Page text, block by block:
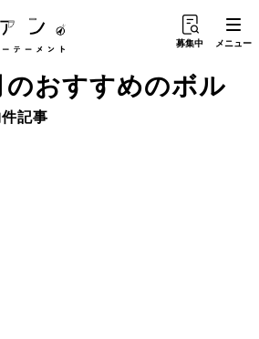
募集中 メニュー
おすすめのボル
記事